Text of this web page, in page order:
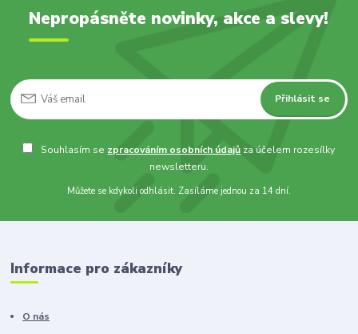
Nepropásněte novinky, akce a slevy!
Přihlásit se
Souhlasím se zpracováním osobních údajů za účelem rozesílky
newsletteru.
Můžete se kdykoli odhlásit. Zasíláme jednou za 14 dní.
Informace pro zákazníky
O nás